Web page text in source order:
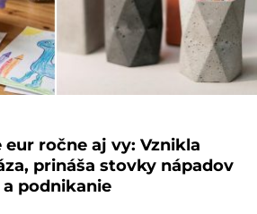
ročne aj vy: Vznikla
prináša stovky nápadov
podnikanie